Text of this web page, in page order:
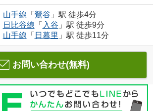
山手線 「 鶯谷 」駅 徒歩4分
日比谷線 「 入谷 」駅 徒歩9分
山手線 「 日暮里 」駅 徒歩11分
お問い合わせ(無料)